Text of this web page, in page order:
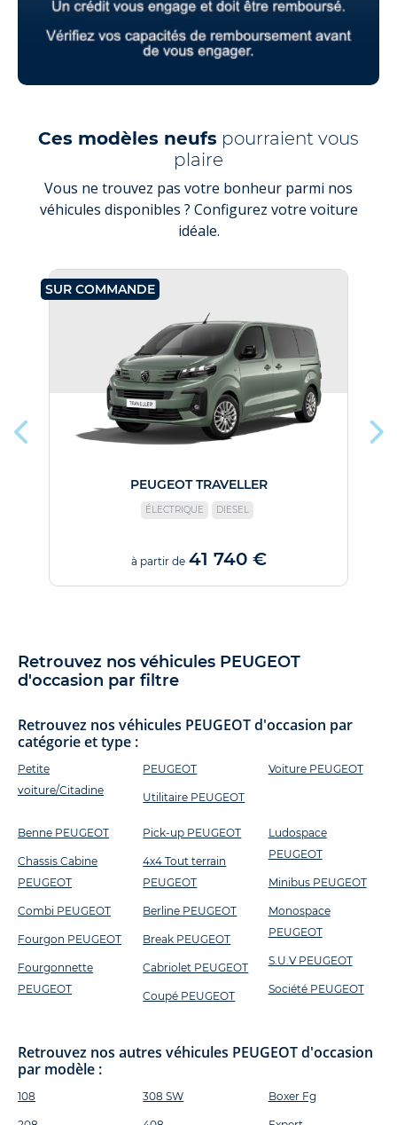
Ces modèles neufs pourraient vous
plaire
Vous ne trouvez pas votre bonheur parmi nos
véhicules disponibles ? Configurez votre voiture
idéale.
SUR COMMANDE
PEUGEOT TRAVELLER
ÉLECTRIQUE DIESEL
à partir de 41 740 €
Retrouvez nos véhicules PEUGEOT
d'occasion par filtre
Retrouvez nos véhicules PEUGEOT d'occasion par
catégorie et type :
Petite
voiture/Citadine
PEUGEOT
Utilitaire PEUGEOT
Voiture PEUGEOT
Benne PEUGEOT
Chassis Cabine
PEUGEOT
Combi PEUGEOT
Fourgon PEUGEOT
Fourgonnette
PEUGEOT
Pick-up PEUGEOT
4x4 Tout terrain
PEUGEOT
Berline PEUGEOT
Break PEUGEOT
Cabriolet PEUGEOT
Coupé PEUGEOT
Ludospace
PEUGEOT
Minibus PEUGEOT
Monospace
PEUGEOT
S.U.V PEUGEOT
Société PEUGEOT
Retrouvez nos autres véhicules PEUGEOT d'occasion
par modèle :
108 308 SW Boxer Fg